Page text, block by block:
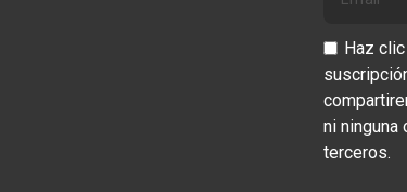
Haz
ni ninguna
terceros.